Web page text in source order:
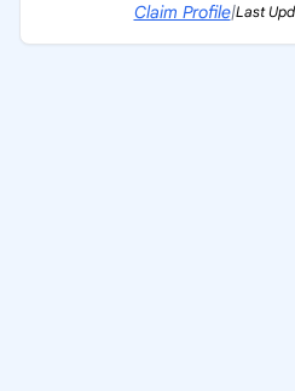
Claim Profile|Last